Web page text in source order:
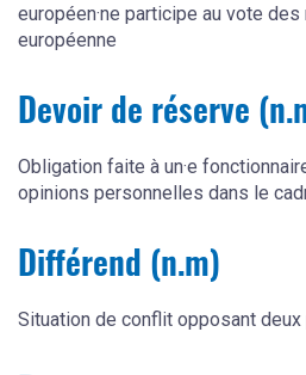
européen·ne participe au vote
européenne
Devoir de réserve
Obligation faite à un·e
opinions personnelles dans le
Différend (n.m)
Situation de conflit opposant deux